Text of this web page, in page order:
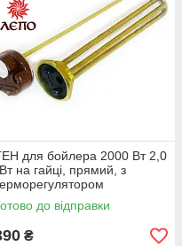
для бойлера 2000 Вт 2,0
на гайці, прямий, з
до відправки
₴